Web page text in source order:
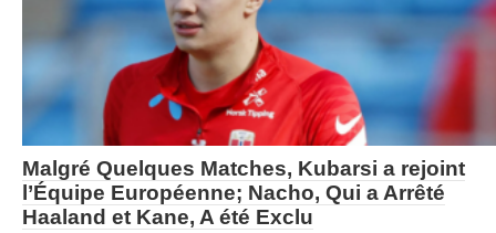
Malgré Quelques Matches, Kubarsi a rejoint
l’Équipe Européenne; Nacho, Qui a Arrêté
Haaland et Kane, A été Exclu